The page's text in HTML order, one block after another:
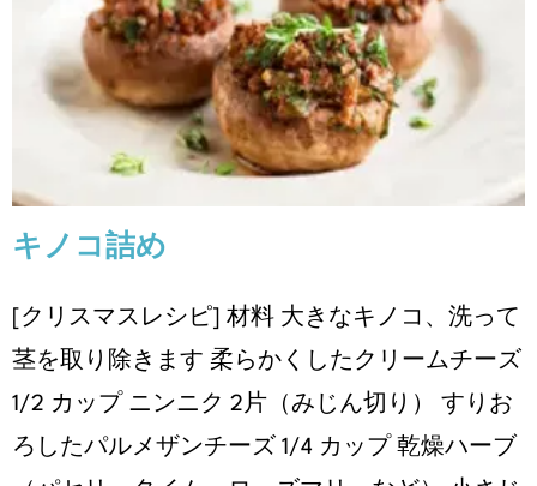
キノコ詰め
クリスマスレシピ レシピ
キノコ詰め
[クリスマスレシピ] 材料 大きなキノコ、洗って
茎を取り除きます 柔らかくしたクリームチーズ
1/2 カップ ニンニク 2片（みじん切り） すりお
ろしたパルメザンチーズ 1/4 カップ 乾燥ハーブ